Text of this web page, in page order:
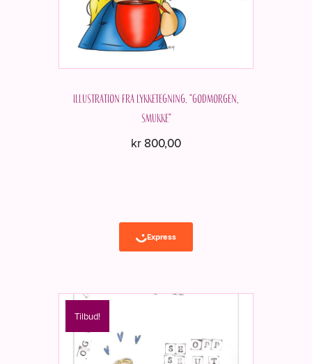
varesiden
Illustration fra Lykketegning. "Godmorgen,
smukke"
kr 800,00
Tilbud!